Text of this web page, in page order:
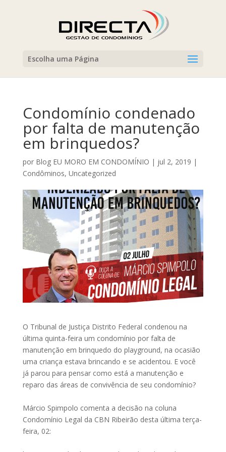
Escolha uma Página
Condomínio condenado
por falta de manutenção
em brinquedos?⠀
por Blog EU MORO EM CONDOMÍNIO | jul 2, 2019 |
Condôminos, Uncategorized
O Tribunal de Justiça Distrito Federal condenou na
última quinta-feira um condomínio por falta de
manutenção em brinquedo do playground, na ocasião
uma criança estava brincando e se acidentou. E você
já parou para pensar como está a manutenção e
reparo das áreas de convivência de seu condomínio?⠀
Márcio Spimpolo comenta a decisão na coluna
Condomínio Legal da CBN Ribeirão desta última terça-
feira, 02:⠀⠀